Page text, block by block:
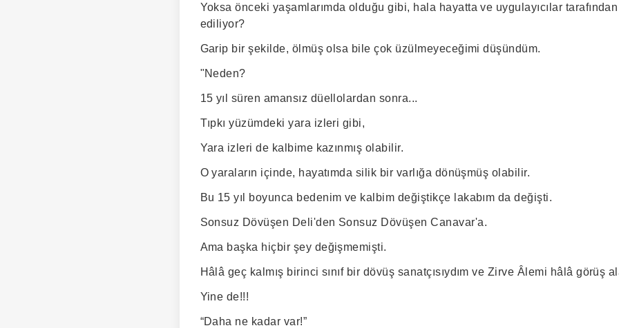
Yoksa önceki yaşamlarımda olduğu gibi, hala hayatta ve uygulayıcılar
ediliyor?
Garip bir şekilde, ölmüş olsa bile çok üzülmeyeceğimi düşündüm.
"Neden?
15 yıl süren amansız düellolardan sonra...
Tıpkı yüzümdeki yara izleri gibi,
Yara izleri de kalbime kazınmış olabilir.
O yaraların içinde, hayatımda silik bir varlığa dönüşmüş olabilir.
Bu 15 yıl boyunca bedenim ve kalbim değiştikçe lakabım da değişti.
Sonsuz Dövüşen Deli'den Sonsuz Dövüşen Canavar'a.
Ama başka hiçbir şey değişmemişti.
Hâlâ geç kalmış birinci sınıf bir dövüş sanatçısıydım ve Zirve Âlemi hâlâ görüş
Yine de!!!
“Daha ne kadar var!”